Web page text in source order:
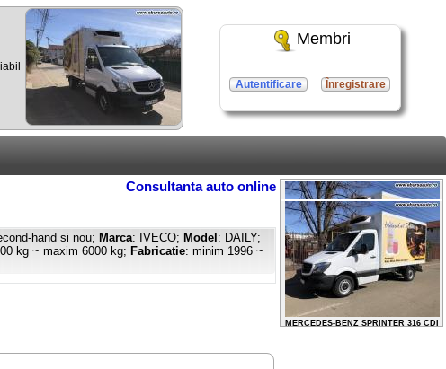
Membri
Autentificare Înregistrare
Consultanta auto online
hand si nou; Marca: IVECO; Model : DAILY;
kg ~ maxim 6000 kg; Fabricatie: minim 1996 ~
MERCEDES-BENZ SPRINTER 316 CDI
2013 / 12500 EURO